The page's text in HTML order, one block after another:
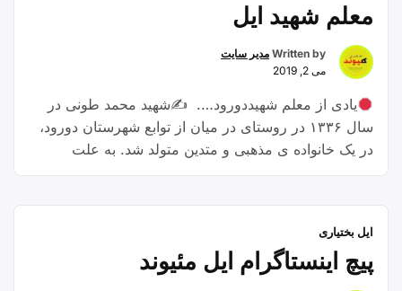
معلم شهید ایل
Written by مدیر سایت
می 2, 2019
یادی از معلم شهیددورود…. ✍شهید محمد طونی در
سال ۱۳۳۶ در روستای در میان از توابع شهرستان دورود،
در یک خانواده ی مذهبی و متدین متولد شد. به علت
reading“معلم
شهید
ایل بختیاری
پیچ اینستاگرام ایل مئیوند